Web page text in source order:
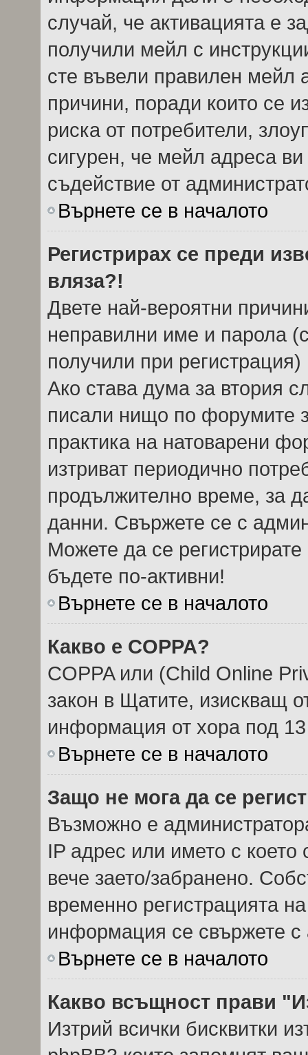
случай, че активацията е
получили мейл с
сте въвели правилен мейл
причини, поради които се
риска от потребители,
сигурен, че мейл адреса
съдействие от
Върнете се в началото
Регистрирах се преди
вляза?!
Двете най-вероятни
неправилни име и парола
получили при
Ако става дума за втория
писали нищо по форумите
практика на натоварени
изтриват периодично
продължително време, за
данни. Свържете се с
Можете да се
бъдете по-активни!
Върнете се в началото
Какво е COPPA?
COPPA или (Child Online
закон в Щатите, изискващ
информация от хора под
Върнете се в началото
Защо не мога да се
Възможно е
IP адрес или името с което
вече заето/забранено.
временно регистрацията
информация се свържете с
Върнете се в началото
Какво всъщност прави
Изтрий всички бисквитки